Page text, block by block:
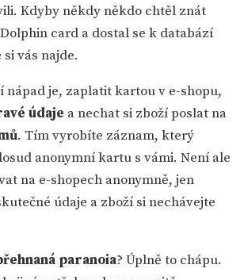
Kdyby někdy někdo chtěl znát
card a dostal se k databází
si vás najde.
nápad je, zaplatit kartou v e-shopu,
údaje a nechat si zboží poslat na
. Tím vyrobíte záznam, který
anonymní kartu s vámi. Není ale
na e-shopech anonymně, jen
údaje a zboží si nechávejte
paranoia? Úplně to chápu.